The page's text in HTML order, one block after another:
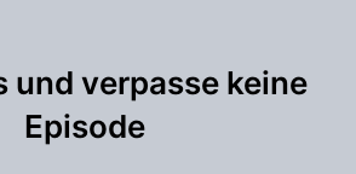
und verpasse keine
Episode